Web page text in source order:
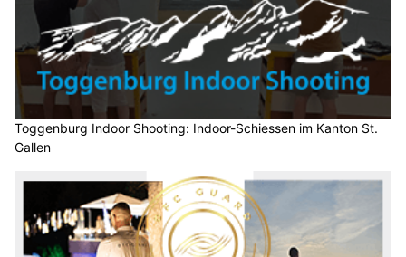
Toggenburg Indoor Shooting: Indoor-Schiessen im Kanton St.
Gallen